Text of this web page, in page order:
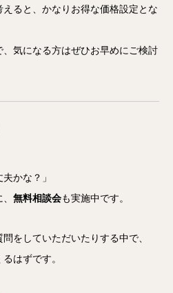
ると、かなりお得な価格設定とな
気になる方はぜひお早めにご検討
かな？」
無料相談会も実施中です。
をしていただいたりする中で、
はずです。